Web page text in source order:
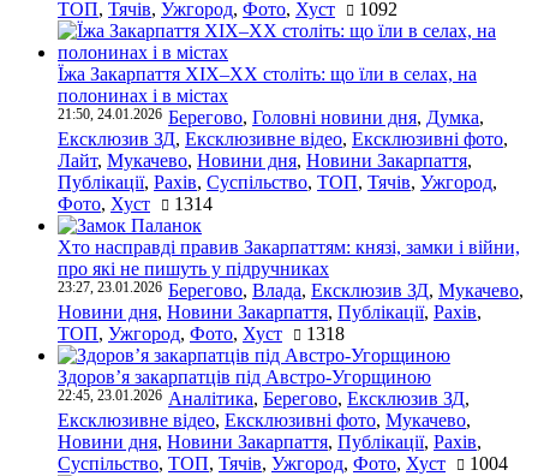
ТОП, Тячів, Ужгород, Фото, Хуст 1092
Їжа Закарпаття ХІХ–ХХ століть: що їли в селах, на
полонинах і в містах
21:50, 24.01.2026 Берегово, Головні новини дня, Думка,
Ексклюзив ЗД, Ексклюзивне відео, Ексклюзивні фото,
Лайт, Мукачево, Новини дня, Новини Закарпаття,
Публікації, Рахів, Суспільство, ТОП, Тячів, Ужгород,
Фото, Хуст 1314
Хто насправді правив Закарпаттям: князі, замки і війни,
про які не пишуть у підручниках
23:27, 23.01.2026 Берегово, Влада, Ексклюзив ЗД, Мукачево,
Новини дня, Новини Закарпаття, Публікації, Рахів,
ТОП, Ужгород, Фото, Хуст 1318
Здоров’я закарпатців під Австро-Угорщиною
22:45, 23.01.2026 Аналітика, Берегово, Ексклюзив ЗД,
Ексклюзивне відео, Ексклюзивні фото, Мукачево,
Новини дня, Новини Закарпаття, Публікації, Рахів,
Суспільство, ТОП, Тячів, Ужгород, Фото, Хуст 1004